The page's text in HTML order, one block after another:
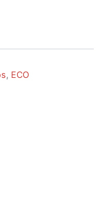
, ECO